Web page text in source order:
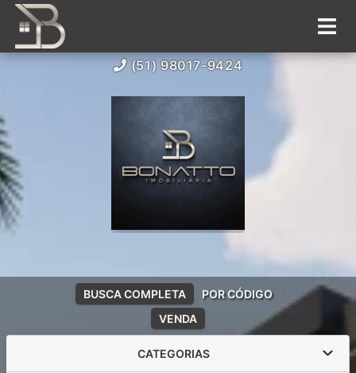
(51) 98017-9424
VENDA
BUSCA COMPLETA POR CÓDIGO
CATEGORIAS